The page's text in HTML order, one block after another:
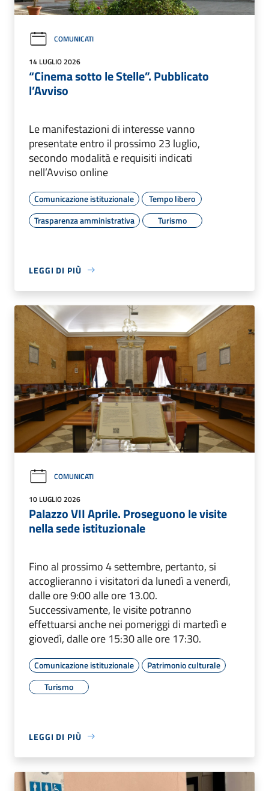
COMUNICATI
14 LUGLIO 2026
“Cinema sotto le Stelle”. Pubblicato
l’Avviso
Le manifestazioni di interesse vanno
presentate entro il prossimo 23 luglio,
secondo modalità e requisiti indicati
nell’Avviso online
Comunicazione istituzionale
Tempo libero
Trasparenza amministrativa
Turismo
LEGGI DI PIÙ
COMUNICATI
10 LUGLIO 2026
Palazzo VII Aprile. Proseguono le visite
nella sede istituzionale
Fino al prossimo 4 settembre, pertanto, si
accoglieranno i visitatori da lunedì a venerdì,
dalle ore 9:00 alle ore 13.00.
Successivamente, le visite potranno
effettuarsi anche nei pomeriggi di martedì e
giovedì, dalle ore 15:30 alle ore 17:30.
Comunicazione istituzionale
Patrimonio culturale
Turismo
LEGGI DI PIÙ